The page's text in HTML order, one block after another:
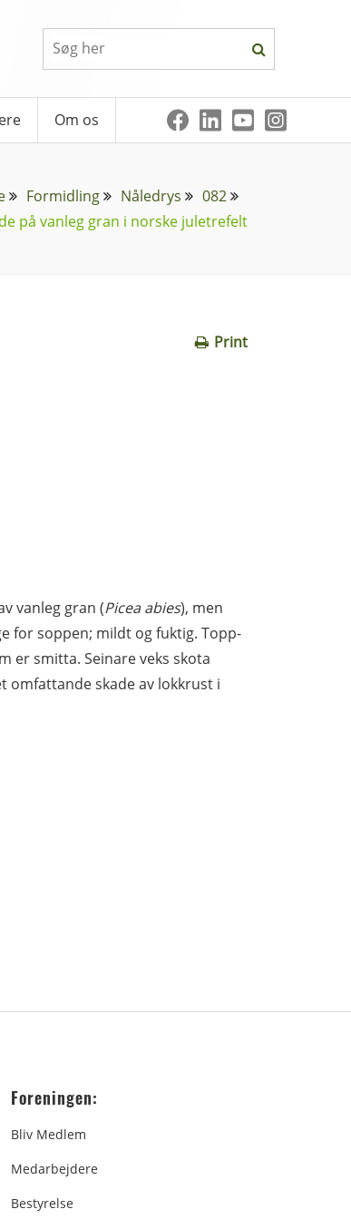
Om os
Formidling Nåledrys
082
på vanleg gran i norske juletrefelt
Print
vanleg gran (Picea abies), men
for soppen; mildt og fuktig. Topp-
er smitta. Seinare veks skota
omfattande skade av lokkrust i
Foreningen:
Bliv Medlem
Medarbejdere
Bestyrelse